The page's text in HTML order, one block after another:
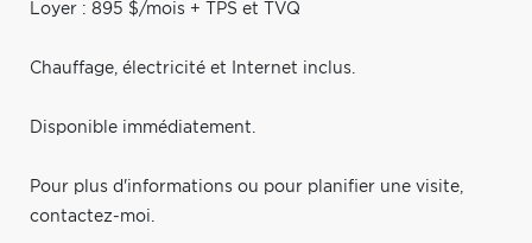
Loyer : 895 $/mois + TPS et TVQ
Chauffage, électricité et Internet inclus.
Disponible immédiatement.
Pour plus d'informations ou pour planifier une visite,
contactez-moi.